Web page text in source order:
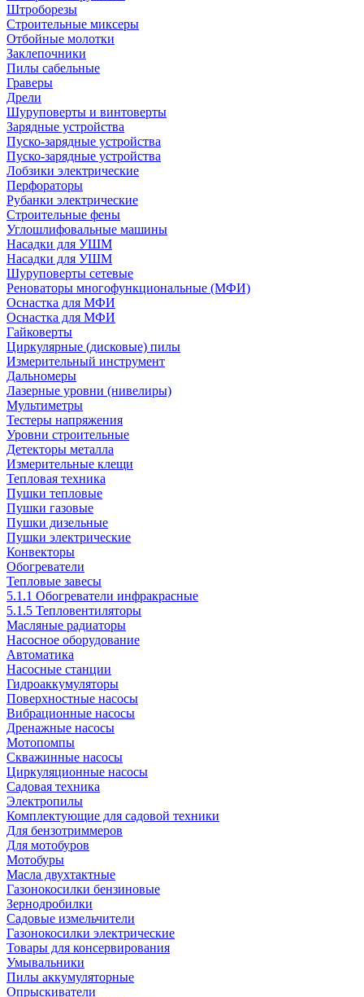
Штроборезы
Строительные миксеры
Отбойные молотки
Заклепочники
Пилы сабельные
Граверы
Дрели
Шуруповерты и винтоверты
Зарядные устройства
Пуско-зарядные устройства
Пуско-зарядные устройства
Лобзики электрические
Перфораторы
Рубанки электрические
Строительные фены
Углошлифовальные машины
Насадки для УШМ
Насадки для УШМ
Шуруповерты сетевые
Реноваторы многофункциональные (МФИ)
Оснастка для МФИ
Оснастка для МФИ
Гайковерты
Циркулярные (дисковые) пилы
Измерительный инструмент
Дальномеры
Лазерные уровни (нивелиры)
Мультиметры
Тестеры напряжения
Уровни строительные
Детекторы металла
Измерительные клещи
Тепловая техника
Пушки тепловые
Пушки газовые
Пушки дизельные
Пушки электрические
Конвекторы
Обогреватели
Тепловые завесы
5.1.1 Обогреватели инфракрасные
5.1.5 Тепловентиляторы
Масляные радиаторы
Насосное оборудование
Автоматика
Насосные станции
Гидроаккумуляторы
Поверхностные насосы
Вибрационные насосы
Дренажные насосы
Мотопомпы
Скважинные насосы
Циркуляционные насосы
Садовая техника
Электропилы
Комплектующие для садовой техники
Для бензотриммеров
Для мотобуров
Мотобуры
Масла двухтактные
Газонокосилки бензиновые
Зернодробилки
Садовые измельчители
Газонокосилки электрические
Товары для консервирования
Умывальники
Пилы аккумуляторные
Опрыскиватели